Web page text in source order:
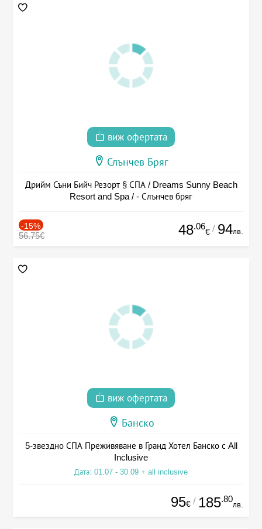
виж офертата
Слънчев Бряг
Дрийм Съни Бийч Резорт § СПА / Dreams Sunny Beach
Resort and Spa / - Слънчев бряг
-15%
56.75€ 48.06
€ / 94лв.
виж офертата
Банско
5-звездно СПА Преживяване в Гранд Хотел Банско с All
Inclusive
Дата: 01.07 - 30.09 + all inclusive
95€ / 185.80
лв.